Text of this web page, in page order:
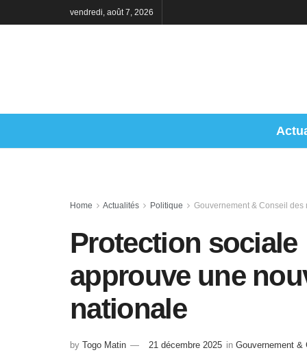
vendredi, août 7, 2026
Home Actualités Politique Gouvernement & Conseil des
Protection
approuve une
nationale
by Togo Matin 21 décembre 2025 in Gouvernement &